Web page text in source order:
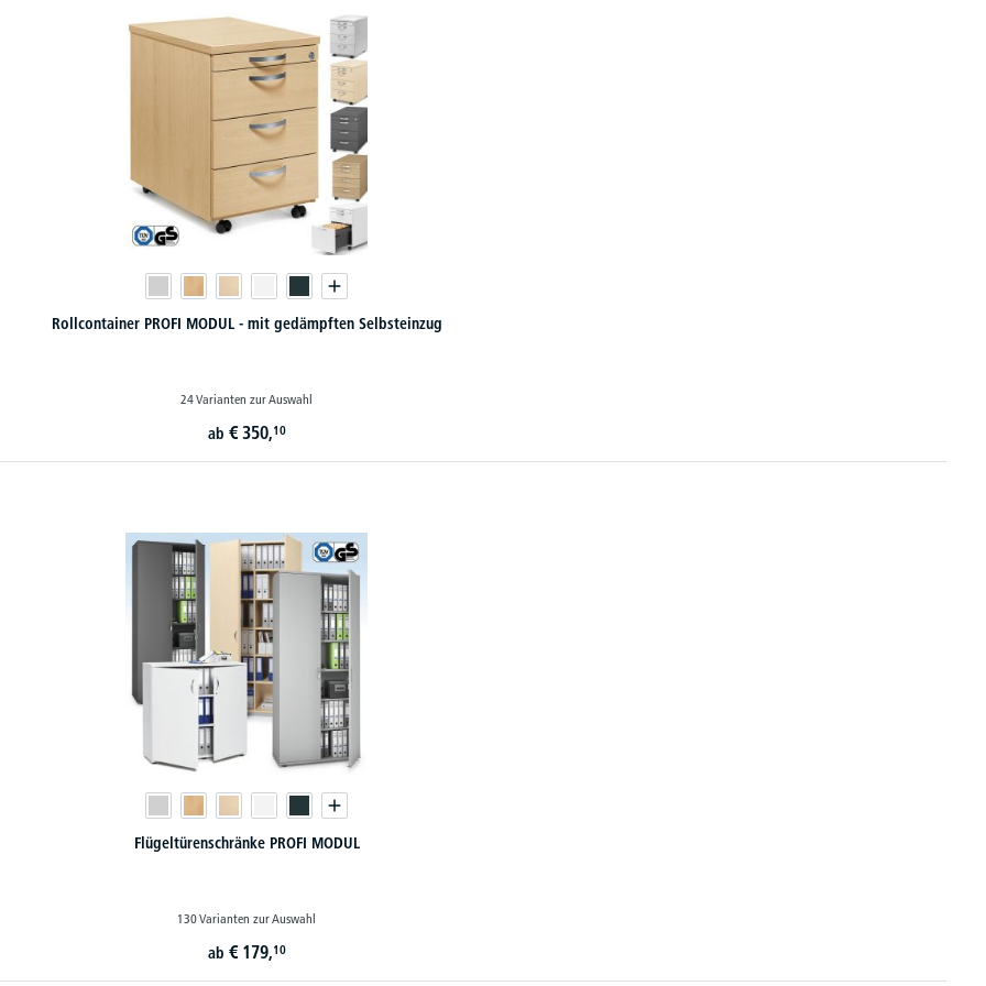
Rollcontainer PROFI MODUL - mit gedämpften Selbsteinzug
24 Varianten zur Auswahl
ab € 350,10
Flügeltürenschränke PROFI MODUL
130 Varianten zur Auswahl
ab € 179,10